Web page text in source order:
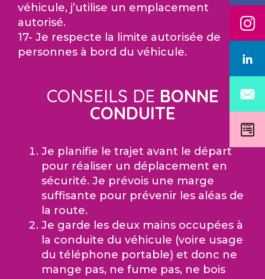
véhicule, j’utilise un emplacement
autorisé.
17- Je respecte la limite autorisée de
personnes à bord du véhicule.
CONSEILS DE BONNE
CONDUITE
Je planifie le trajet avant le départ
pour réaliser un déplacement en
sécurité. Je prévois une marge
suffisante pour prévenir les aléas de
la route.
Je garde les deux mains occupées à
la conduite du véhicule (voire usage
du téléphone portable) et donc ne
mange pas, ne fume pas, ne bois